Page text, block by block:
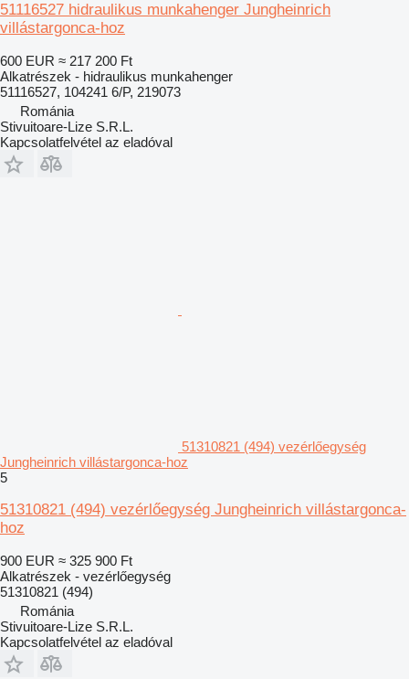
51116527 hidraulikus munkahenger Jungheinrich
villástargonca-hoz
600 EUR ≈ 217 200 Ft
Alkatrészek - hidraulikus munkahenger
51116527, 104241 6/P, 219073
Románia
Stivuitoare-Lize S.R.L.
Kapcsolatfelvétel az eladóval
51310821 (494) vezérlőegység
Jungheinrich villástargonca-hoz
5
51310821 (494) vezérlőegység Jungheinrich villástargonca-
hoz
900 EUR ≈ 325 900 Ft
Alkatrészek - vezérlőegység
51310821 (494)
Románia
Stivuitoare-Lize S.R.L.
Kapcsolatfelvétel az eladóval